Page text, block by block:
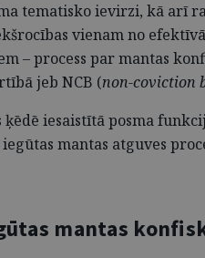
tematisko ievirzi, kā arī
vienam no
– process par mantas
jeb NCB (non-coviction
iesaistītā posma
mantas atguves
mantas